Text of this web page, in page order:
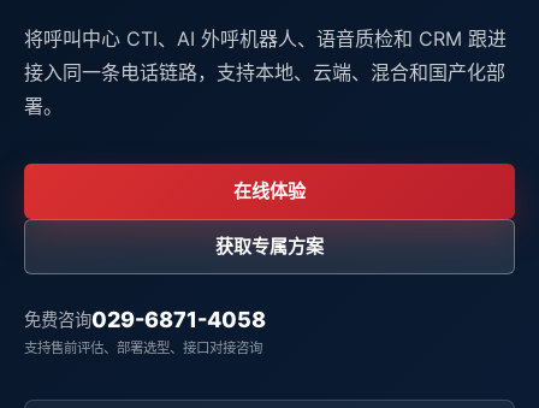
将呼叫中心 CTI、AI 外呼机器人、语音质检和 CRM 跟进
接入同一条电话链路，支持本地、云端、混合和国产化部
署。
在线体验
获取专属方案
免费咨询029-6871-4058
支持售前评估、部署选型、接口对接咨询